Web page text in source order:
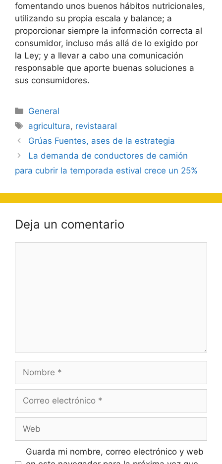
fomentando unos buenos hábitos nutricionales,
utilizando su propia escala y balance; a
proporcionar siempre la información correcta al
consumidor, incluso más allá de lo exigido por
la Ley; y a llevar a cabo una comunicación
responsable que aporte buenas soluciones a
sus consumidores.
Categorías
General
Etiquetas
agricultura, revistaaral
Navegación
de
Grúas Fuentes, ases de la estrategia
La demanda de conductores de camión
para cubrir la temporada estival crece un 25%
Deja un comentario
electrónico
Guarda mi nombre, correo electrónico y web